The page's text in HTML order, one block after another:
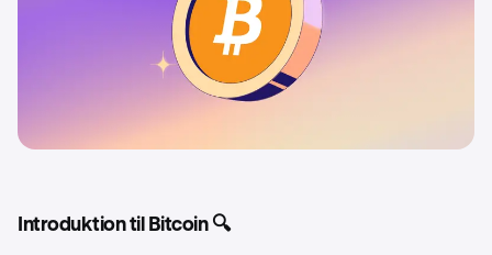
Introduktion til Bitcoin 🔍